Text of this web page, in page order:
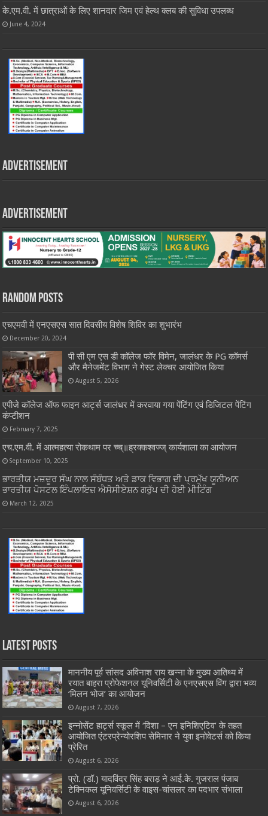
के.एम.वी. में छात्राओं के लिए शानदार जिम एवं हेल्थ क्लब की सुविधा उपलब्ध
June 4, 2024
Advertisement
Advertisement
Random Posts
एचएमवी में एनएसएस सात दिवसीय विशेष शिविर का शुभारंभ
December 20, 2024
पी सी एम एस डी कॉलेज फॉर विमेन, जालंधर के PG कॉमर्स
और मैनेजमेंट विभाग ने गेस्ट लेक्चर आयोजित किया
August 5, 2026
एपीजे कॉलेज ऑफ फाइन आर्ट्स जालंधर में करवाया गया पेंटिंग एवं डिजिटल पेंटिंग
कंप्टीशन
February 7, 2025
एच.एम.वी. में आत्महत्या रोकथाम पर च्च्॥ह्रक्कश्वज्ज् कार्यशाला का आयोजन
September 10, 2025
ਭਾਰਤੀਯ ਮਜ਼ਦੂਰ ਸੰਘ ਨਾਲ ਸੰਬੰਧਤ ਅਤੇ ਡਾਕ ਵਿਭਾਗ ਦੀ ਪ੍ਰਮੁੱਖ ਯੂਨੀਅਨ
ਭਾਰਤੀਯ ਪੋਸਟਲ ਇੰਪਲਾਇਜ਼ ਐਸੋਸੀਏਸ਼ਨ ਗਰੁੱਪ ਦੀ ਹੋਈ ਮੀਟਿੰਗ
March 12, 2025
Latest Posts
माननीय पूर्व सांसद अविनाश राय खन्ना के मुख्य आतिथ्य में
रयात बाहरा प्रोफेशनल यूनिवर्सिटी के एनएसएस विंग द्वारा भव्य
‘मिलन भोज’ का आयोजन
August 7, 2026
इन्नोसेंट हार्ट्स स्कूल में ‘दिशा – एन इनिशिएटिव’ के तहत
आयोजित एंटरप्रेन्योरशिप सेमिनार ने युवा इनोवेटर्स को किया
प्रेरित
August 6, 2026
प्रो. (डॉ.) यादविंदर सिंह बराड़ ने आई.के. गुजराल पंजाब
टेक्निकल यूनिवर्सिटी के वाइस-चांसलर का पदभार संभाला
August 6, 2026